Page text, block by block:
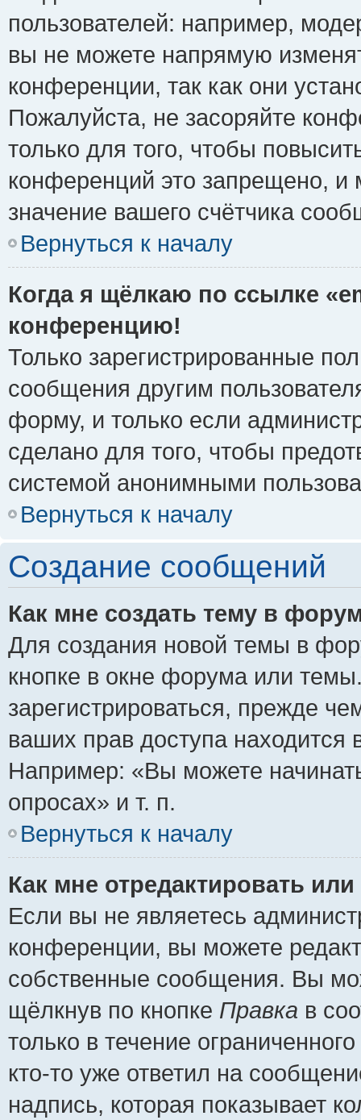
пользователей: например,
вы не можете напрямую
конференции, так как они
Пожалуйста, не засоряйте
только для того, чтобы
конференций это запрещено, и
значение вашего счётчика
Вернуться к началу
Когда я щёлкаю по ссылке
конференцию!
Только зарегистрированные
сообщения другим
форму, и только если
сделано для того, чтобы
системой анонимными
Вернуться к началу
Создание сообщений
Как мне создать тему в
Для создания новой темы в
кнопке в окне форума или
зарегистрироваться, прежде
ваших прав доступа
Например: «Вы можете
опросах» и т. п.
Вернуться к началу
Как мне отредактировать
Если вы не являетесь
конференции, вы можете
собственные сообщения. Вы
щёлкнув по кнопке Правка в
только в течение
кто-то уже ответил на
надпись, которая показывает